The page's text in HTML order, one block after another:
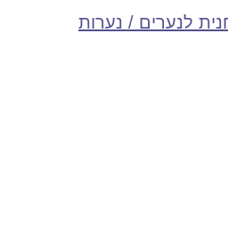
לנערים / נערות